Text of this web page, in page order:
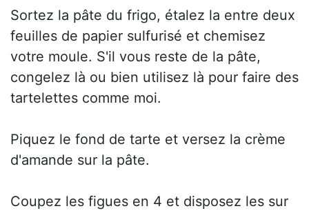
Sortez la pâte du frigo, étalez la entre deux
feuilles de papier sulfurisé et chemisez
votre moule. S'il vous reste de la pâte,
congelez là ou bien utilisez là pour faire des
tartelettes comme moi.
Piquez le fond de tarte et versez la crème
d'amande sur la pâte.
Coupez les figues en 4 et disposez les sur